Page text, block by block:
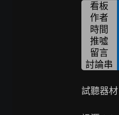
看板
作者
時間
推噓
留言
討論串
試聽器材